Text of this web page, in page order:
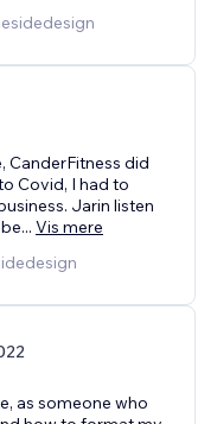
CanderFitness did
Covid, I had to
Jarin listen
... Vis mere
as someone who